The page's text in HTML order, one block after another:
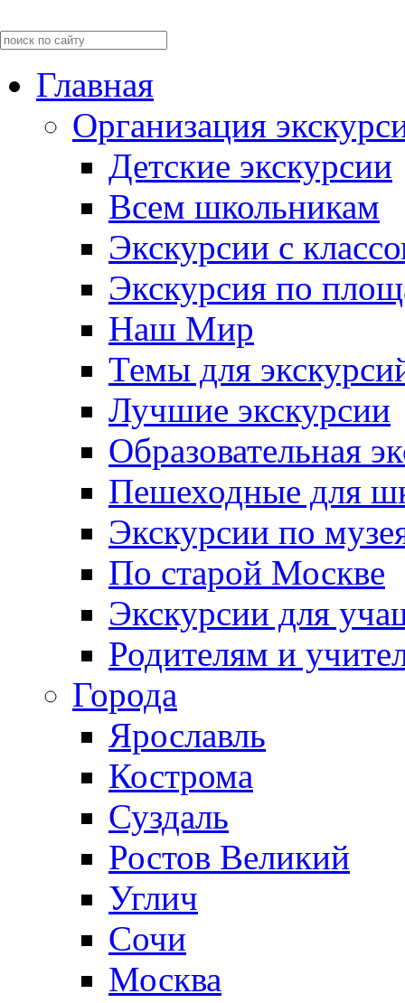
Главная
Организация
Детские экскурсии
Всем школьникам
Экскурсии c
Экскурсия по
Наш Мир
Темы для
Лучшие экскурсии
Образовательная
Пешеходные для
Экскурсии по
По старой Москве
Экскурсии для
Родителям и
Города
Ярославль
Кострома
Суздаль
Ростов Великий
Углич
Сочи
Москва